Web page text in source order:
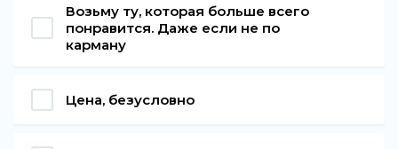
Возьму ту, которая больше всего
понравится. Даже если не по
карману
Цена, безусловно